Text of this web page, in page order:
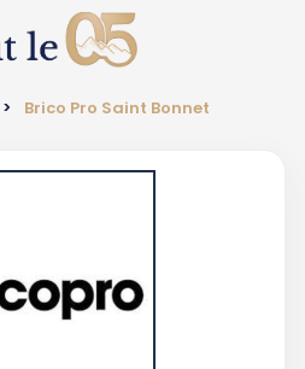
Brico Pro Saint Bonnet